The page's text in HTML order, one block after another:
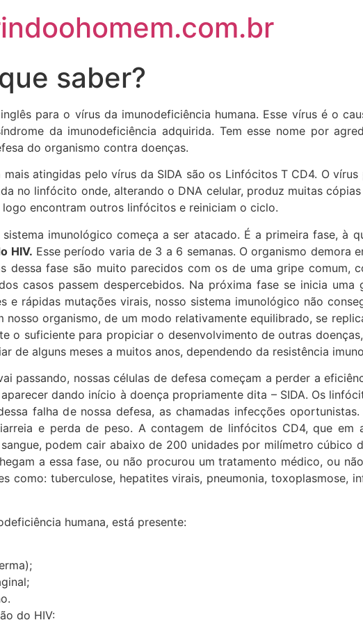
saber?
para o vírus da imunodeficiência humana. Esse vírus é o
da imunodeficiência adquirida. Tem esse nome por
do organismo contra doenças.
mais atingidas pelo vírus da SIDA são os Linfócitos T CD4. O
no linfócito onde, alterando o DNA celular, produz muitas
logo encontram outros linfócitos e reiniciam o ciclo.
imunológico começa a ser atacado. É a primeira fase, à
HIV. Esse período varia de 3 a 6 semanas. O organismo
dessa fase são muito parecidos com os de uma gripe comum,
casos passem despercebidos. Na próxima fase se inicia uma
e rápidas mutações virais, nosso sistema imunológico não
nosso organismo, de um modo relativamente equilibrado, se
o suficiente para propiciar o desenvolvimento de outras
de alguns meses a muitos anos, dependendo da resistência
passando, nossas células de defesa começam a perder a
dando início à doença propriamente dita – SIDA. Os
falha de nossa defesa, as chamadas infecções
e perda de peso. A contagem de linfócitos CD4, que
podem cair abaixo de 200 unidades por milímetro cúbico
a essa fase, ou não procurou um tratamento médico, ou
como: tuberculose, hepatites virais, pneumonia, toxoplasmose,
humana, está presente:
do HIV: